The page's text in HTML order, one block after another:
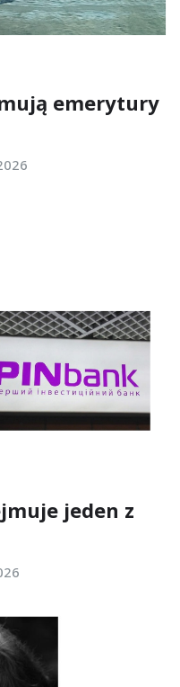
emerytury
jeden z